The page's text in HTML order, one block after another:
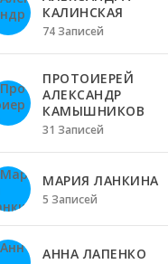
КАЛИНСКАЯ
74 Записей
ПРОТОИЕРЕЙ
АЛЕКСАНДР
КАМЫШНИКОВ
31 Записей
МАРИЯ ЛАНКИНА
5 Записей
АННА ЛАПЕНКО